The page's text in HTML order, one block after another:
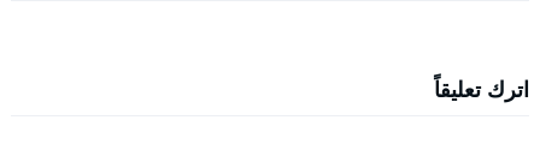
اترك تعليقاً